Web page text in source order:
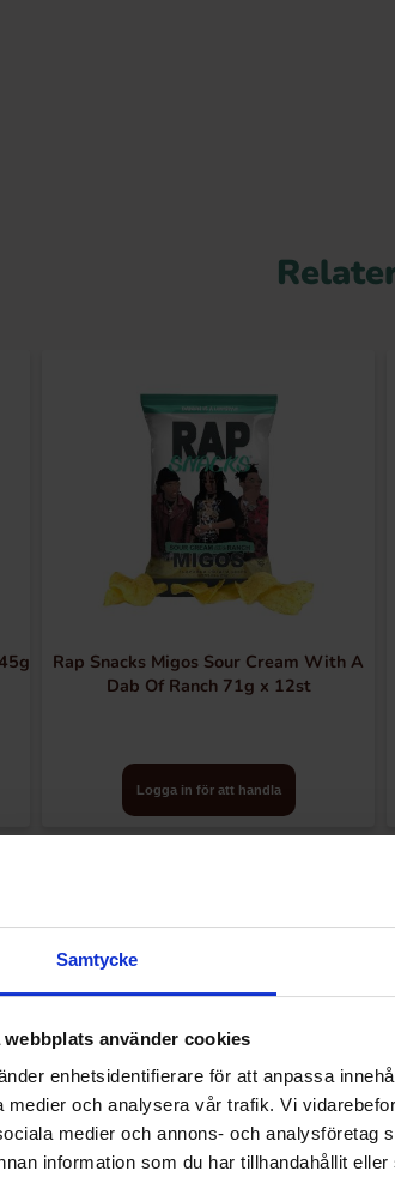
Samtycke
webbplats använder cookies
enhetsidentifierare för att anpassa
medier och analysera vår trafik. Vi
medier och annons- och analysföretag
information som du har tillhandahållit
Rap Snacks Migos Sour Cream With A
Dab Of Ranch 71g x 12st
Logga in för att handla